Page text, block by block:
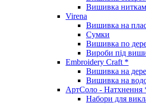
Вишивка
Virena
Вишивка на
Сумки
Вишивка по
Вироби під
Embroidery Craft *
Вишивка на
Вишивка на
АртСоло - Натхнення
Набори для